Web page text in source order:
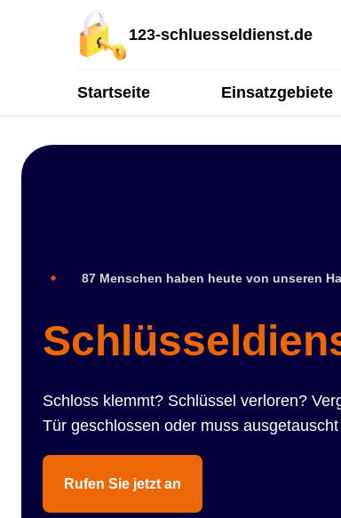
123-schluesseldienst.de
Startseite Einsatzgebiete
87 Menschen haben heute von unseren
Schloss klemmt? Schlüssel verloren?
Tür geschlossen oder muss
Rufen Sie jetzt an